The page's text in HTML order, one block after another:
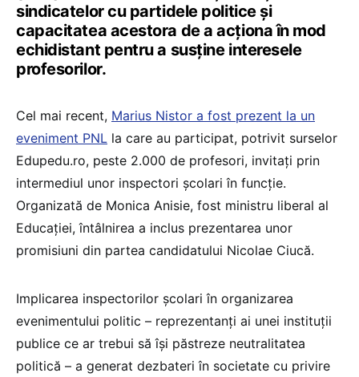
sindicatelor cu partidele politice și
capacitatea acestora de a acționa în mod
echidistant pentru a susține interesele
profesorilor.
Cel mai recent, Marius Nistor a fost prezent la un
eveniment PNL la care au participat, potrivit surselor
Edupedu.ro, peste 2.000 de profesori, invitați prin
intermediul unor inspectori școlari în funcție.
Organizată de Monica Anisie, fost ministru liberal al
Educației, întâlnirea a inclus prezentarea unor
promisiuni din partea candidatului Nicolae Ciucă.
Implicarea inspectorilor școlari în organizarea
evenimentului politic – reprezentanți ai unei instituții
publice ce ar trebui să își păstreze neutralitatea
politică – a generat dezbateri în societate cu privire